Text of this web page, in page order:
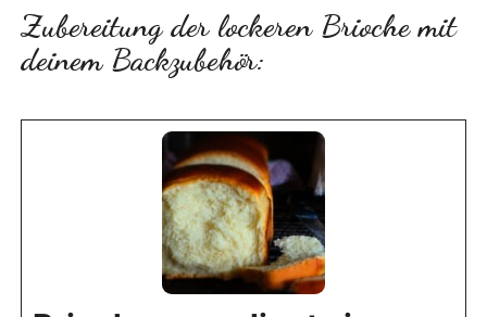
Zubereitung der lockeren Brioche mit
deinem Backzubehör: